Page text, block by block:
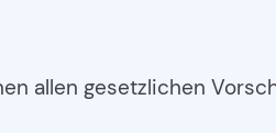
allen gesetzlichen